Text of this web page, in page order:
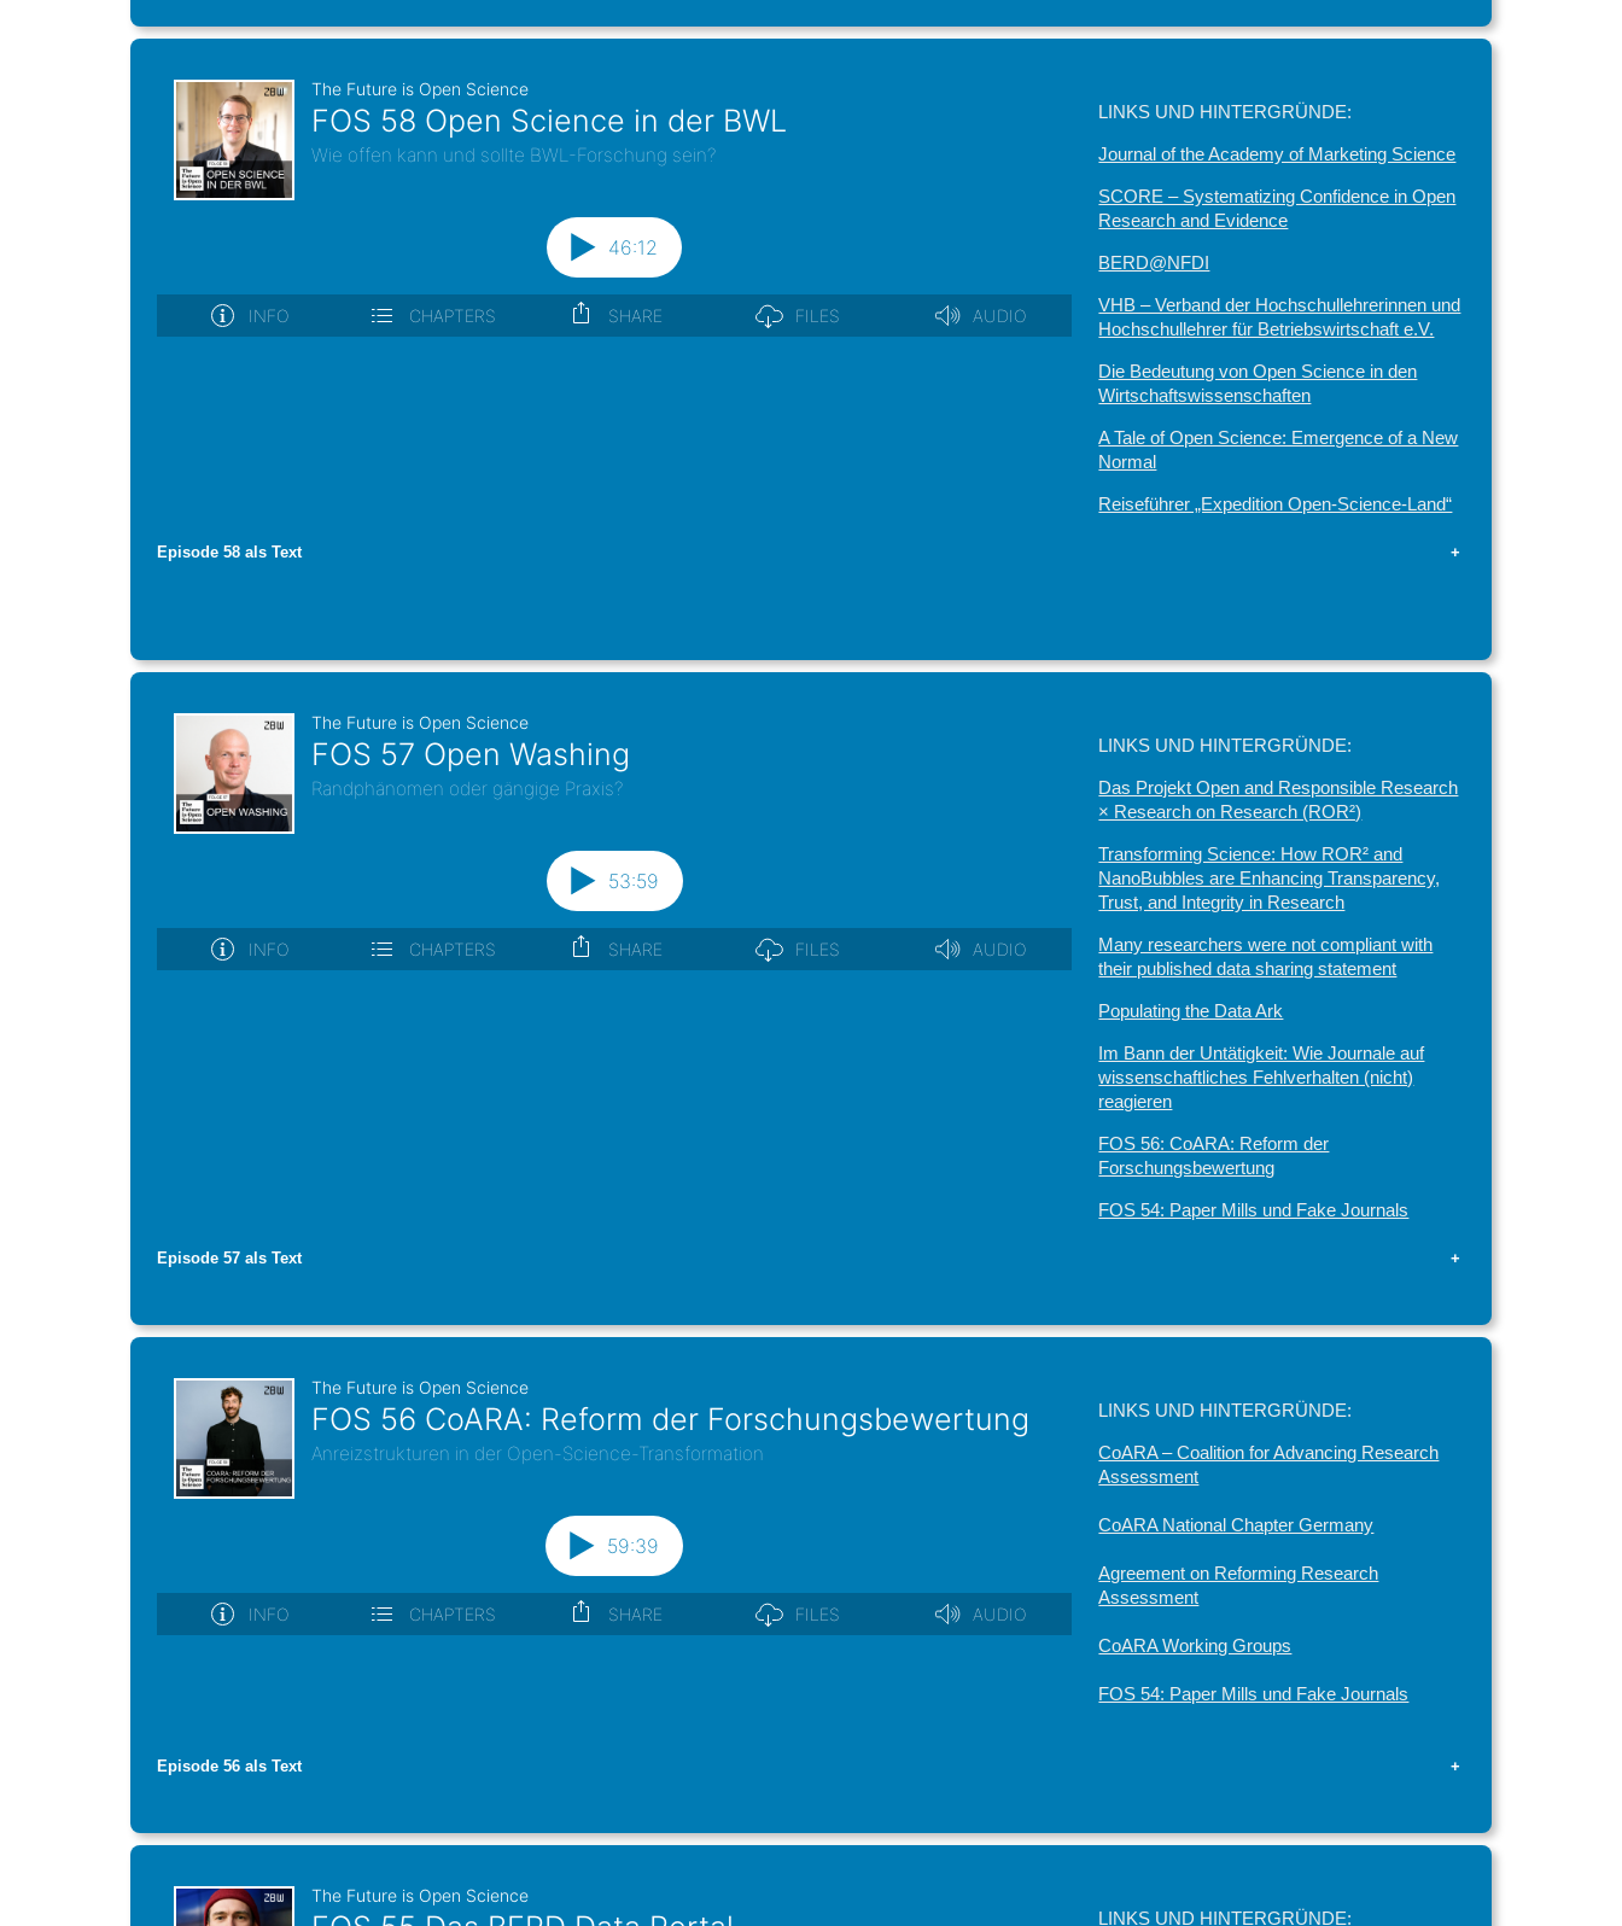
LINKS UND HINTERGRÜNDE:
Journal of the Academy of Marketing Science
SCORE – Systematizing Confidence in Open
Research and Evidence
BERD@NFDI
VHB – Verband der Hochschullehrerinnen und
Hochschullehrer für Betriebswirtschaft e.V.
Die Bedeutung von Open Science in den
Wirtschaftswissenschaften
A Tale of Open Science: Emergence of a New
Normal
Reiseführer „Expedition Open-Science-Land“
Episode 58 als Text +
LINKS UND HINTERGRÜNDE:
Das Projekt Open and Responsible Research
× Research on Research (ROR²)
Transforming Science: How ROR² and
NanoBubbles are Enhancing Transparency,
Trust, and Integrity in Research
Many researchers were not compliant with
their published data sharing statement
Populating the Data Ark
Im Bann der Untätigkeit: Wie Journale auf
wissenschaftliches Fehlverhalten (nicht)
reagieren
FOS 56: CoARA: Reform der
Forschungsbewertung
FOS 54: Paper Mills und Fake Journals
Episode 57 als Text +
LINKS UND HINTERGRÜNDE:
CoARA – Coalition for Advancing Research
Assessment
CoARA National Chapter Germany
Agreement on Reforming Research
Assessment
CoARA Working Groups
FOS 54: Paper Mills und Fake Journals
Episode 56 als Text +
LINKS UND HINTERGRÜNDE: